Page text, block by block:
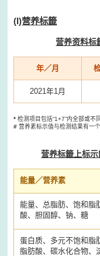
(I)营养标籤
营养资料标
年／月
2021年1月
* 检测项目包括“1+7”内全部或不
# 营养素标示值与检测结果有一
营养标籤上标
能量／营养素
能量、总脂肪、饱和脂
酸、胆固醇、钠、糖
蛋白质、多元不饱和脂
脂肪酸、碳水化合物、